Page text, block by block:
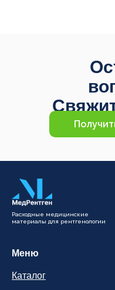
Расходные медицинские
материалы для рентгенологии
Меню
Каталог